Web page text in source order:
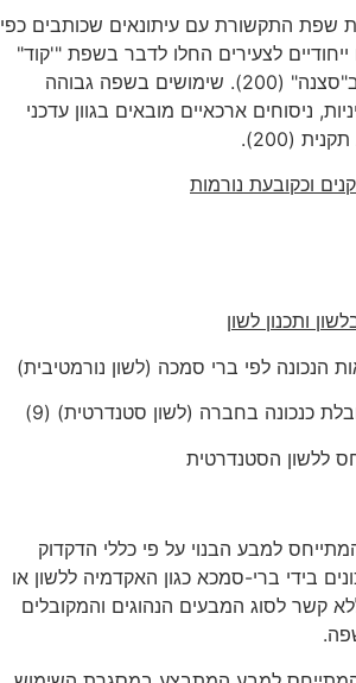
שפת התקשורת עם עיתונאים שכותבים כפי
לצעירים החלו לדבר בשפת "'קוד"
נגישה רק למי שבקיא ב"סצנה" (200). שימושים בשפה גבוהה
ניסוחים ארכאיים מובאים בגוון עדכני
(200).
וכקובעת נורמות
הנכונה לפי ברי סמכה (לשון נורמטיבית)
כנכונה בחברה (לשון סטנדרטית) (9)
ללשון הסטנדרטית
למבע הבנוי על פי כללי הדקדוק
בידי ברי-סמכא כגון האקדמיה ללשון או
קשר לסוג המבעים הנהוגים והמקובלים